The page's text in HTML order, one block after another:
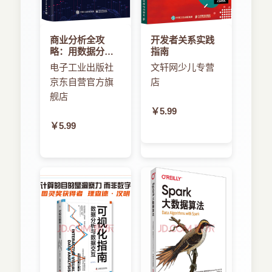
商业分析全攻
略：用数据分析
解决商业问题
电子工业出版社
京东自营官方旗
舰店
￥5.99
开发者关系实践
指南
文轩网少儿专营
店
￥5.99